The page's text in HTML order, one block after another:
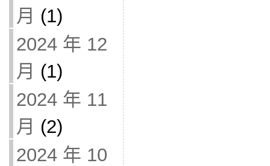
月 (1)
2024 年 12
月 (1)
2024 年 11
月 (2)
2024 年 10